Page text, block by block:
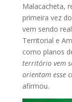
Malacacheta,
primeira vez
vem sendo
Territorial e
como planos
território vem
orientam esse
afirmou.